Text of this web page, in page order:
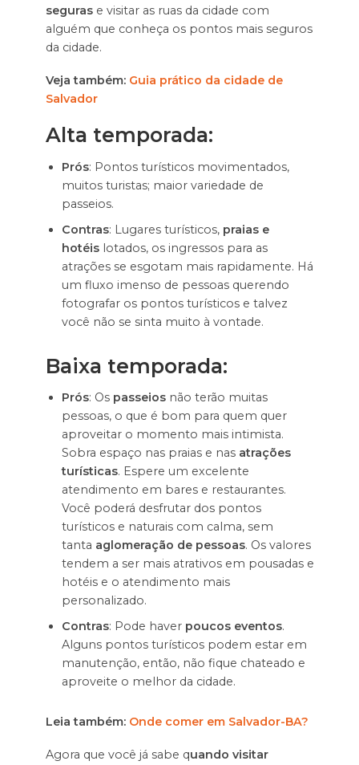
segurase visitar as ruas da cidade com
alguém que conheça os pontos mais seguros
da cidade.
Veja também: Guia prático da cidade de
Salvador
Alta temporada:
Prós: Pontos turísticos movimentados,
muitos turistas; maior variedade de
passeios.
Contras: Lugares turísticos, praias e
hotéislotados, os ingressos para as
atrações se esgotam mais rapidamente. Há
um fluxo imenso de pessoas querendo
fotografar os pontos turísticos e talvez
você não se sinta muito à vontade.
Baixa temporada:
Prós: Os passeiosnão terão muitas
pessoas, o que é bom para quem quer
aproveitar o momento mais intimista.
Sobra espaço nas praias e nas atrações
turísticas. Espere um excelente
atendimento em bares e restaurantes.
Você poderá desfrutar dos pontos
turísticos e naturais com calma, sem
tanta aglomeração de pessoas. Os valores
tendem a ser mais atrativos em pousadas e
hotéis e o atendimento mais
personalizado.
Contras: Pode haver poucos eventos.
Alguns pontos turísticos podem estar em
manutenção, então, não fique chateado e
aproveite o melhor da cidade.
Leia também: Onde comer em Salvador-BA?
Agora que você já sabe quando visitar